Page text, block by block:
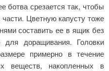
ботва срезается так, чтобы
Цветную капусту тоже
составить ее в ящик без
доращивания. Головки
примерно в течение
веществ, накопленных в